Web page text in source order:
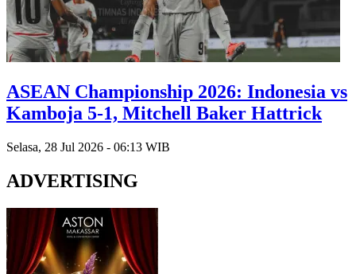
ASEAN Championship 2026: Indonesia vs
Kamboja 5-1, Mitchell Baker Hattrick
Selasa, 28 Jul 2026 - 06:13 WIB
ADVERTISING